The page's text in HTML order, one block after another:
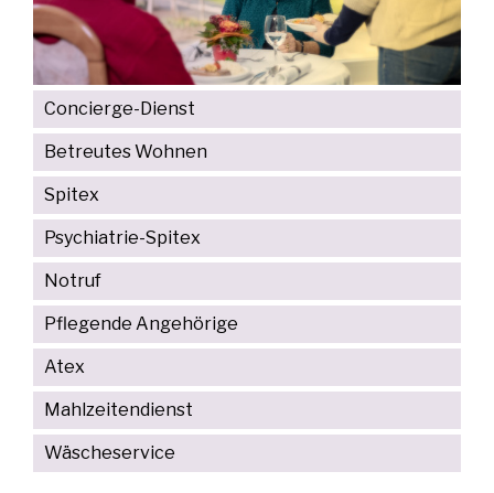
Concierge-Dienst
Betreutes Wohnen
Spitex
Psychiatrie-Spitex
Notruf
Pflegende Angehörige
Atex
Mahlzeitendienst
Wäscheservice